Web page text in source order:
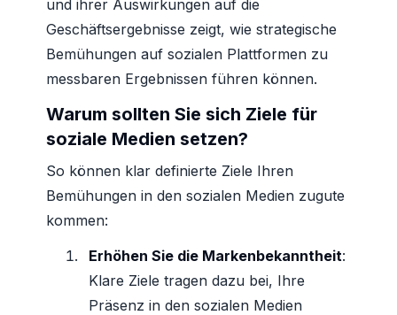
und ihrer Auswirkungen auf die
Geschäftsergebnisse zeigt, wie strategische
Bemühungen auf sozialen Plattformen zu
messbaren Ergebnissen führen können.
Warum sollten Sie sich Ziele für
soziale Medien setzen?
So können klar definierte Ziele Ihren
Bemühungen in den sozialen Medien zugute
kommen:
Erhöhen Sie die Markenbekanntheit:
Klare Ziele tragen dazu bei, Ihre
Präsenz in den sozialen Medien